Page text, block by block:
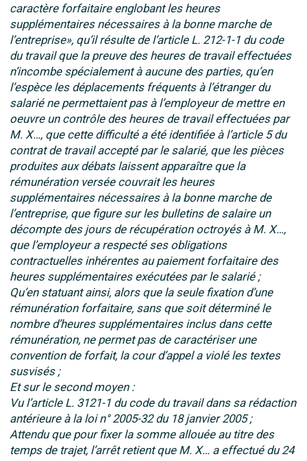
caractère forfaitaire englobant les heures
supplémentaires nécessaires à la bonne marche de
l’entreprise», qu’il résulte de l’article L. 212-1-1 du code
du travail que la preuve des heures de travail effectuées
n’incombe spécialement à aucune des parties, qu’en
l’espèce les déplacements fréquents à l’étranger du
salarié ne permettaient pas à l’employeur de mettre en
oeuvre un contrôle des heures de travail effectuées par
M. X…, que cette difficulté a été identifiée à l’article 5 du
contrat de travail accepté par le salarié, que les pièces
produites aux débats laissent apparaître que la
rémunération versée couvrait les heures
supplémentaires nécessaires à la bonne marche de
l’entreprise, que figure sur les bulletins de salaire un
décompte des jours de récupération octroyés à M. X…,
que l’employeur a respecté ses obligations
contractuelles inhérentes au paiement forfaitaire des
heures supplémentaires exécutées par le salarié ;
Qu’en statuant ainsi, alors que la seule fixation d’une
rémunération forfaitaire, sans que soit déterminé le
nombre d’heures supplémentaires inclus dans cette
rémunération, ne permet pas de caractériser une
convention de forfait, la cour d’appel a violé les textes
susvisés ;
Et sur le second moyen :
Vu l’article L. 3121-1 du code du travail dans sa rédaction
antérieure à la loi n° 2005-32 du 18 janvier 2005 ;
Attendu que pour fixer la somme allouée au titre des
temps de trajet, l’arrêt retient que M. X… a effectué du 24